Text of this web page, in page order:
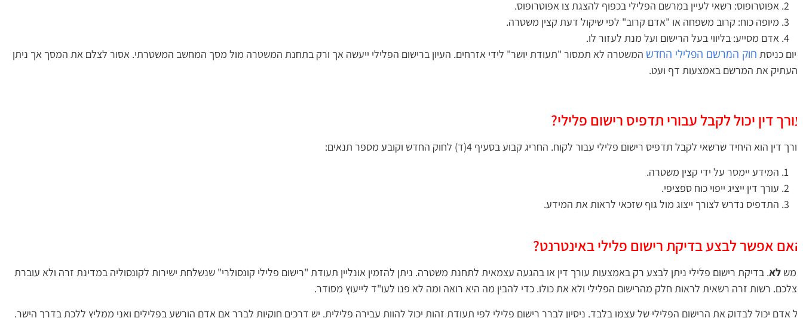
אפוטרופוס: רשאי לעיין במרשם הפלילי בכפוף להצגת צו אפוטרופוס.
מיופה כוח: קרוב משפחה או "אדם קרוב" לפי שיקול דעת קצין משטרה.
אדם מסייע: בליווי בעל הרישום ועל מנת לעזור לו.
כניסתחוק המרשם הפלילי החדשהמשטרה לא תמסור "תעודת יושר" לידי אזרחים. העיון ברישום הפלילי ייעשה אך ורק בתחנת המשטרה מול מסך המחשב המשטרתי. אסור לצלם את המסך אך ניתן
את המרשם באמצעות דף ועט.
דין יכול לקבל עבורי תדפיס רישום פלילי?
דין הוא היחיד שרשאי לקבל תדפיס רישום פלילי עבור לקוח. החריג קבוע בסעיף 4(ד) לחוק החדש וקובע מספר תנאים:
המידע יימסר על ידי קצין משטרה.
עורך דין ייציג ייפוי כוח ספציפי.
התדפיס נדרש לצורך ייצוג מול גוף שזכאי לראות את המידע.
אפשר לבצע בדיקת רישום פלילי באינטרנט?
לא. בדיקת רישום פלילי ניתן לבצע רק באמצעות עורך דין או בהגעה עצמאית לתחנת משטרה. ניתן להזמין אונליין תעודת "רישום פלילי קונסולרי" שנשלחת ישירות לקונסוליה במדינת זרה ולא עוברת
רשות זרה רשאית לראות חלק מהרישום הפלילי ולא את כולו. כדי להבין מה היא רואה ומה לא פנו לעו"ד לייעוץ מסודר.
אדם יכול לבדוק את הרישום הפלילי של עצמו בלבד. ניסיון לברר רישום פלילי לפי תעודת זהות יכול להוות עבירה פלילית. יש דרכים חוקיות לברר אם אדם הורשע בפלילים ואני ממליץ ללכת בדרך הישר.